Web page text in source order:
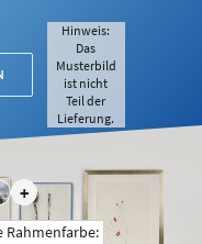
+
Hinweis:
Das
Musterbild
ist nicht
Teil der
Lieferung.
Rahmenfarbe: